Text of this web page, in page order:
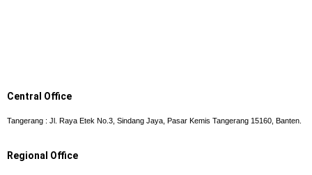
Central Office
Tangerang : Jl. Raya Etek No.3, Sindang Jaya, Pasar Kemis Tangerang 15160, Banten.
Regional Office